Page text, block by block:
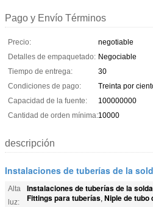
Pago y Envío Términos
Precio:
negotiable
Detalles de empaquetado: Negociable
Tiempo de entrega:
30
Condiciones de pago:
Treinta por
Capacidad de la fuente:
100000000
Cantidad de orden mínima:10000
descripción
Instalaciones de tuberías de la
Alta
luz:
Instalaciones de tuberías de la
Fittings para tuberías, Niple de tubo